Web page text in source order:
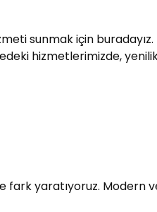
sunmak için
hizmetlerimizde,
fark yaratıyoruz. Modern